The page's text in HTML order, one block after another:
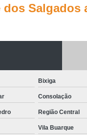
Salgados
Bixiga
Consolação
Região Central
Vila Buarque